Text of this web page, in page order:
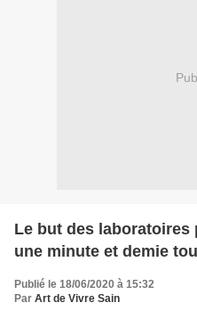
Le but des laboratoires
une minute et demie
Publié le 18/06/2020 à 15:32
Par Art de Vivre Sain